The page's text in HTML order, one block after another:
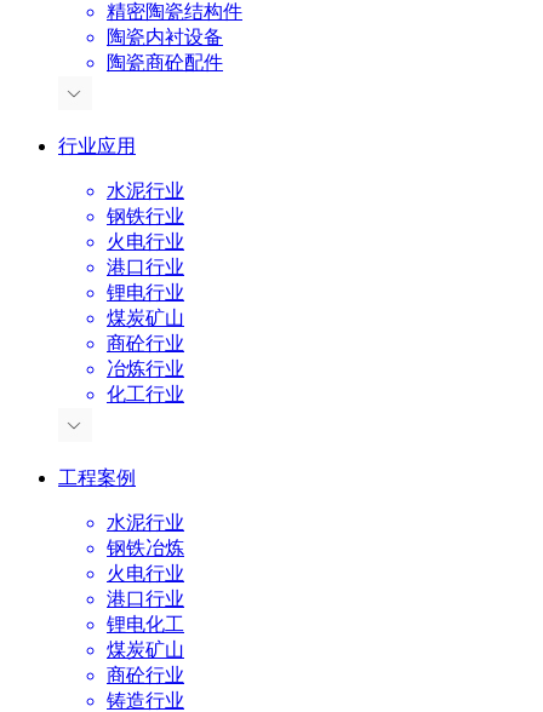
精密陶瓷结构件
陶瓷内衬设备
陶瓷商砼配件
行业应用
水泥行业
钢铁行业
火电行业
港口行业
锂电行业
煤炭矿山
商砼行业
冶炼行业
化工行业
工程案例
水泥行业
钢铁冶炼
火电行业
港口行业
锂电化工
煤炭矿山
商砼行业
铸造行业